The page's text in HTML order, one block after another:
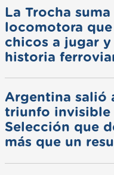
La Trocha suma
locomotora
chicos a jugar
historia
Argentina salió
triunfo invisible
Selección que
más que un